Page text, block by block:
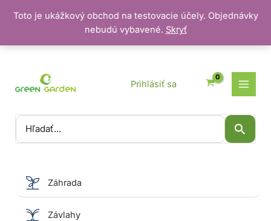
Toto je ukážkový obchod na testovacie účely. Objednávky
nebudú vybavené. Skryť
Vyhľadať:
Prihlásiť sa
Záhrada
Závlahy